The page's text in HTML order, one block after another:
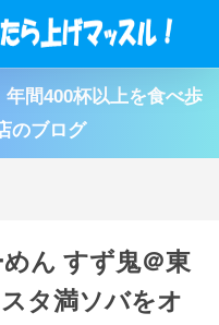
間400杯以上を食べ歩
のブログ
ん すず鬼＠東
タ満ソバをオ